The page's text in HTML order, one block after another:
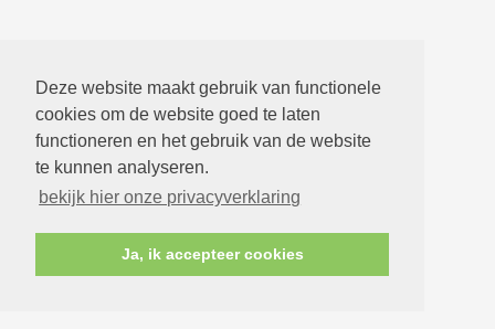
Deze website maakt gebruik van functionele
cookies om de website goed te laten
functioneren en het gebruik van de website
te kunnen analyseren.
bekijk hier onze privacyverklaring
Ja, ik accepteer cookies